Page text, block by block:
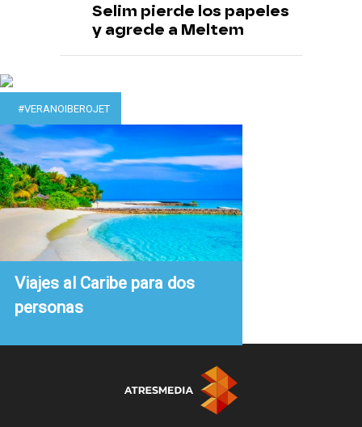
Selim pierde los papeles
y agrede a Meltem
#VERANOIBEROJET
Viajes al Caribe para dos
personas